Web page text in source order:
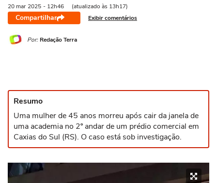
20 mar 2025 - 12h46 (atualizado às 13h17)
Compartilhar Exibir comentários
Por: Redação Terra
Resumo
Uma mulher de 45 anos morreu após cair da janela de
uma academia no 2º andar de um prédio comercial em
Caxias do Sul (RS). O caso está sob investigação.